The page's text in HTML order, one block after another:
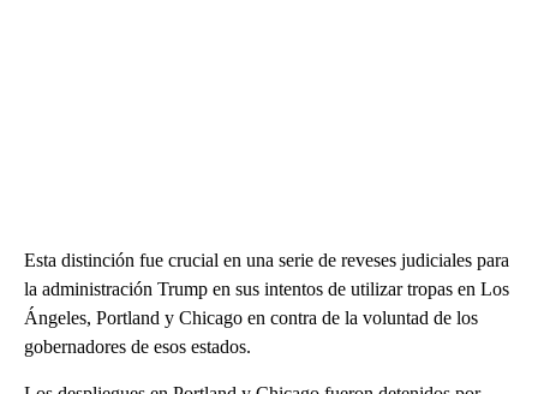
Esta distinción fue crucial en una serie de reveses judiciales para
la administración Trump en sus intentos de utilizar tropas en Los
Ángeles, Portland y Chicago en contra de la voluntad de los
gobernadores de esos estados.